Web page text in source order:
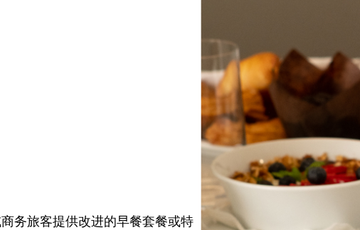
务旅客提供改进的早餐套餐或特